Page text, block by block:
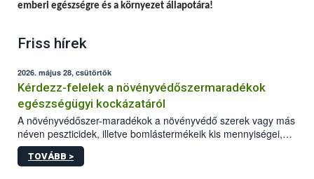
emberi egészségre és a környezet állapotára!
Friss hírek
2026. május 28, csütörtök
Kérdezz-felelek a növényvédőszermaradékok
egészségügyi kockázatáról
A növényvédőszer-maradékok a növényvédő szerek vagy más
néven peszticidek, illetve bomlástermékeik kis mennyiségei,
melyek a terményekben vagy azok felületén a betakarítást,
szüretelést, illetve tárolást követően is megmaradhatnak. Az
TOVÁBB >